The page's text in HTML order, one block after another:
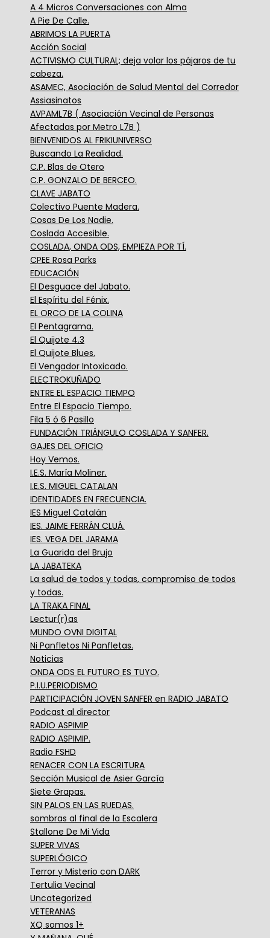
A 4 Micros Conversaciones con Alma
A Pie De Calle.
ABRIMOS LA PUERTA
Acción Social
ACTIVISMO CULTURAL; deja volar los pájaros de tu
cabeza.
ASAMEC, Asociación de Salud Mental del Corredor
Assiasinatos
AVPAML7B ( Asociación Vecinal de Personas
Afectadas por Metro L7B )
BIENVENIDOS AL FRIKIUNIVERSO
Buscando La Realidad.
C.P. Blas de Otero
C.P. GONZALO DE BERCEO.
CLAVE JABATO
Colectivo Puente Madera.
Cosas De Los Nadie.
Coslada Accesible.
COSLADA, ONDA ODS, EMPIEZA POR TÍ.
CPEE Rosa Parks
EDUCACIÓN
El Desguace del Jabato.
El Espíritu del Fénix.
EL ORCO DE LA COLINA
El Pentagrama.
El Quijote 4.3
El Quijote Blues.
El Vengador Intoxicado.
ELECTROKUÑADO
ENTRE EL ESPACIO TIEMPO
Entre El Espacio Tiempo.
Fila 5 ó 6 Pasillo
FUNDACIÓN TRIÁNGULO COSLADA Y SANFER.
GAJES DEL OFICIO
Hoy Vemos.
I.E.S. María Moliner.
I.E.S. MIGUEL CATALAN
IDENTIDADES EN FRECUENCIA.
IES Miguel Catalán
IES. JAIME FERRÁN CLUÁ.
IES. VEGA DEL JARAMA
La Guarida del Brujo
LA JABATEKA
La salud de todos y todas, compromiso de todos
y todas.
LA TRAKA FINAL
Lectur(r)as
MUNDO OVNI DIGITAL
Ni Panfletos Ni Panfletas.
Noticias
ONDA ODS EL FUTURO ES TUYO.
P.I.U.PERIODISMO
PARTICIPACIÓN JOVEN SANFER en RADIO JABATO
Podcast al director
RADIO ASPIMIP
RADIO ASPIMIP.
Radio FSHD
RENACER CON LA ESCRITURA
Sección Musical de Asier García
Siete Grapas.
SIN PALOS EN LAS RUEDAS.
sombras al final de la Escalera
Stallone De Mi Vida
SUPER VIVAS
SUPERLÓGICO
Terror y Misterio con DARK
Tertulia Vecinal
Uncategorized
VETERANAS
XQ somos 1+